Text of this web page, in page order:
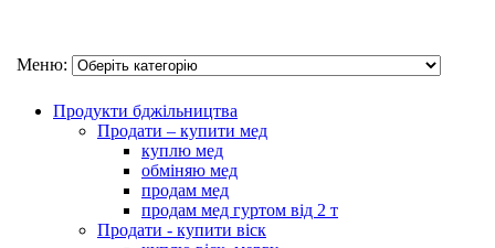
Меню:
Продукти бджільництва
Продати – купити мед
куплю мед
обміняю мед
продам мед
продам мед гуртом від 2 т
Продати - купити віск